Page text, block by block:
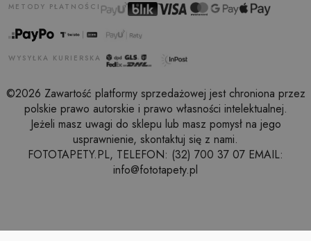
WYSYŁKA KURIERSKA
METODY PŁATNOŚCI
©2026 Zawartość platformy sprzedażowej jest chroniona przez
polskie prawo autorskie i prawo własności intelektualnej.
Jeżeli masz uwagi do sklepu lub masz pomysł na jego
usprawnienie, skontaktuj się z nami.
FOTOTAPETY.PL, TELEFON: (32) 700 37 07 EMAIL:
info@fototapety.pl